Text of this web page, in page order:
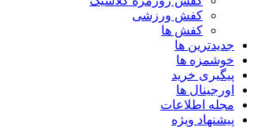
کفش ورزشی
کفش ها
جدیدترین ها
خوشمزه ها
پیگیری خرید
اورجینال ها
مجله اطلاعات
پیشنهاد ویژه